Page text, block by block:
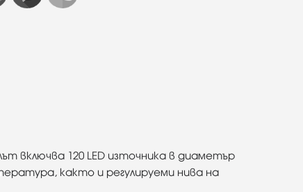
включва 120 LED източника в диаметър
както и регулируеми нива на